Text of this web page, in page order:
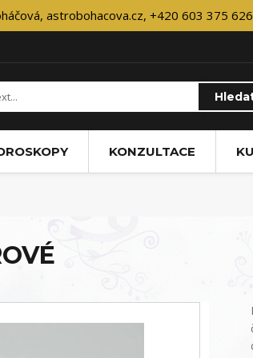
astrobohacova.cz, +420 603 375 626
KONZULTACE